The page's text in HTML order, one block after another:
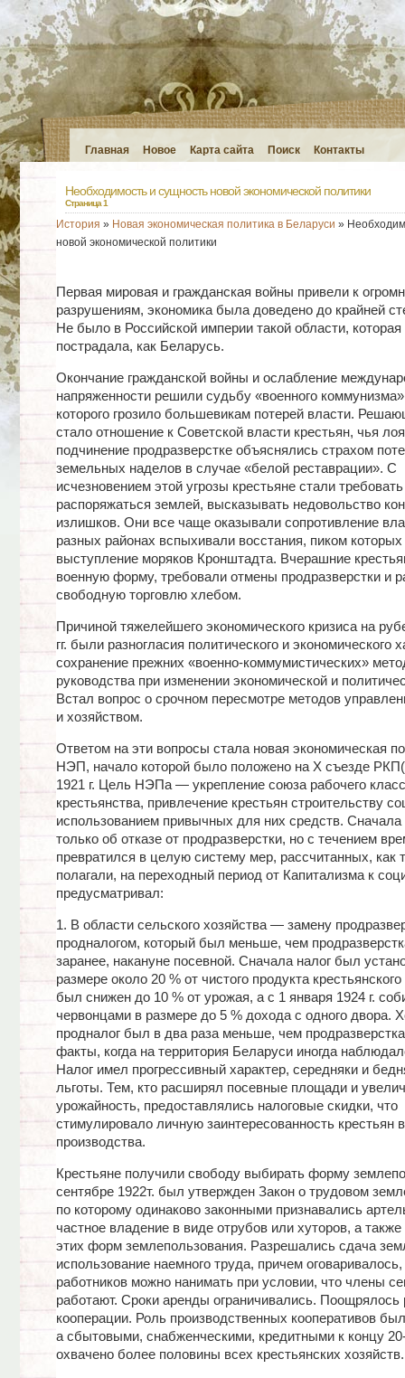
Главная Новое Карта сайта Поиск Контакты
Необходимость и сущность новой экономической политики
Страница 1
История » Новая экономическая политика в Беларуси »
новой экономической политики
Первая мировая и гражданская войны привели к
разрушениям, экономика была доведено до крайней
Не было в Российской империи такой области,
пострадала, как Беларусь.
Окончание гражданской войны и ослабление
напряженности решили судьбу «военного
которого грозило большевикам потерей власти.
стало отношение к Советской власти крестьян, чья
подчинение продразверстке объяснялись страхом
земельных наделов в случае «белой реставрации». С
исчезновением этой угрозы крестьяне стали
распоряжаться землей, высказывать недовольство
излишков. Они все чаще оказывали сопротивление
разных районах вспыхивали восстания, пиком которых
выступление моряков Кронштадта. Вчерашние
военную форму, требовали отмены продразверстки и
свободную торговлю хлебом.
Причиной тяжелейшего экономического кризиса на
гг. были разногласия политического и экономического
сохранение прежних «военно-коммумистических»
руководства при изменении экономической и
Встал вопрос о срочном пересмотре методов
и хозяйством.
Ответом на эти вопросы стала новая экономическая
НЭП, начало которой было положено на X съезде
1921 г. Цель НЭПа — укрепление союза рабочего
крестьянства, привлечение крестьян строительству
использованием привычных для них средств.
только об отказе от продразверстки, но с течением
превратился в целую систему мер, рассчитанных, как
полагали, на переходный период от Капитализма к
предусматривал:
1. В области сельского хозяйства — замену
продналогом, который был меньше, чем
заранее, накануне посевной. Сначала налог был
размере около 20 % от чистого продукта
был снижен до 10 % от урожая, а с 1 января 1924 г.
червонцами в размере до 5 % дохода с одного двора.
продналог был в два раза меньше, чем
факты, когда на территория Беларуси иногда
Налог имел прогрессивный характер, середняки и
льготы. Тем, кто расширял посевные площади и
урожайность, предоставлялись налоговые скидки, что
стимулировало личную заинтересованность крестьян
производства.
Крестьяне получили свободу выбирать форму
сентябре 1922т. был утвержден Закон о трудовом
по которому одинаково законными признавались
частное владение в виде отрубов или хуторов, а
этих форм землепользования. Разрешались сдача
использование наемного труда, причем
работников можно нанимать при условии, что члены
работают. Сроки аренды ограничивались. Поощрялось
кооперации. Роль производственных кооперативов
а сбытовыми, снабженческими, кредитными к концу
охвачено более половины всех крестьянских хозяйств.